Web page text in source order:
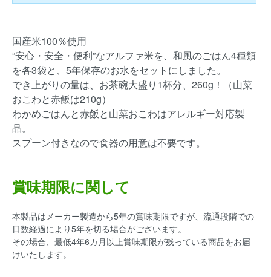
国産米100％使用
“安心・安全・便利”なアルファ米を、和風のごはん4種類
を各3袋と、5年保存のお水をセットにしました。
でき上がりの量は、お茶碗大盛り1杯分、260g！（山菜
おこわと赤飯は210g）
わかめごはんと赤飯と山菜おこわはアレルギー対応製
品。
スプーン付きなので食器の用意は不要です。
賞味期限に関して
本製品はメーカー製造から5年の賞味期限ですが、流通段階での
日数経過により5年を切る場合がございます。
その場合、最低4年6カ月以上賞味期限が残っている商品をお届
けいたします。